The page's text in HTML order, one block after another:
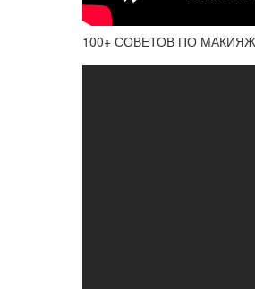
100+ СОВЕТОВ ПО МАКИЯЖУ